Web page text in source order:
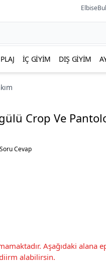
PLAJ İÇ GIYIM DIŞ GIYIM
Crop Ve
Soru Cevap
Aşağıdaki alana
alabilirsin.